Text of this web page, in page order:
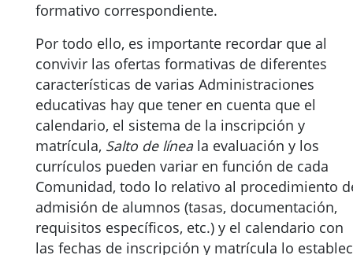
formativo correspondiente.
Por todo ello, es importante recordar que al
convivir las ofertas formativas de diferentes
características de varias Administraciones
educativas hay que tener en cuenta que el
calendario, el sistema de la inscripción y
matrícula, Salto de línea la evaluación y los
currículos pueden variar en función de cada
Comunidad, todo lo relativo al procedimiento
admisión de alumnos (tasas, documentación,
requisitos específicos, etc.) y el calendario con
las fechas de inscripción y matrícula lo